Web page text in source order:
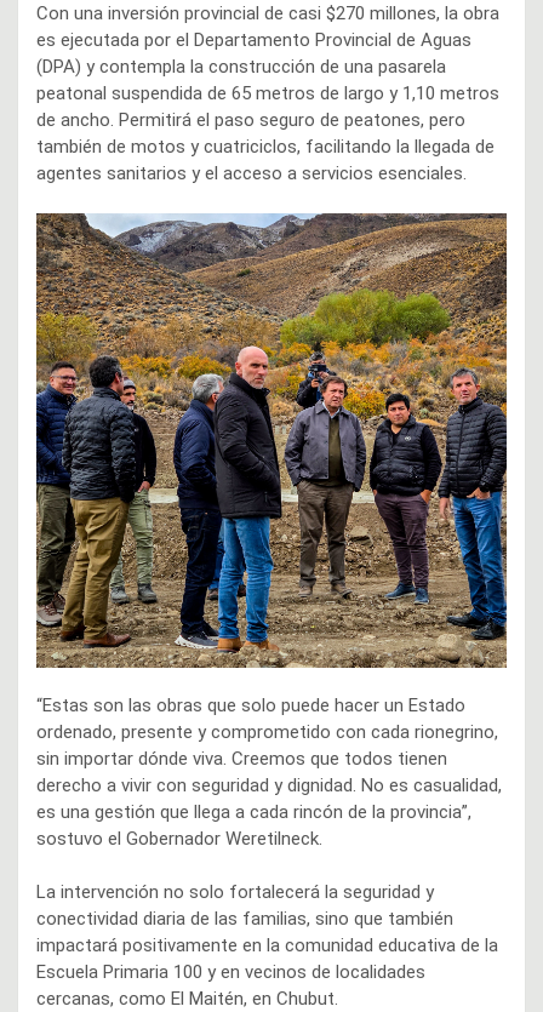
Con una inversión provincial de casi $270 millones, la obra
es ejecutada por el Departamento Provincial de Aguas
(DPA) y contempla la construcción de una pasarela
peatonal suspendida de 65 metros de largo y 1,10 metros
de ancho. Permitirá el paso seguro de peatones, pero
también de motos y cuatriciclos, facilitando la llegada de
agentes sanitarios y el acceso a servicios esenciales.
“Estas son las obras que solo puede hacer un Estado
ordenado, presente y comprometido con cada rionegrino,
sin importar dónde viva. Creemos que todos tienen
derecho a vivir con seguridad y dignidad. No es casualidad,
es una gestión que llega a cada rincón de la provincia”,
sostuvo el Gobernador Weretilneck.
La intervención no solo fortalecerá la seguridad y
conectividad diaria de las familias, sino que también
impactará positivamente en la comunidad educativa de la
Escuela Primaria 100 y en vecinos de localidades
cercanas, como El Maitén, en Chubut.